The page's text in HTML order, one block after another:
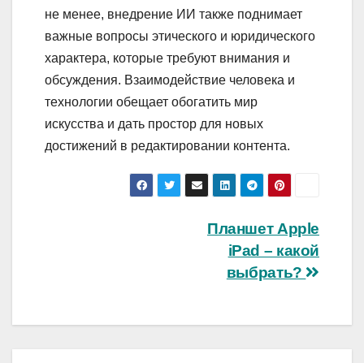
не менее, внедрение ИИ также поднимает
важные вопросы этического и юридического
характера, которые требуют внимания и
обсуждения. Взаимодействие человека и
технологии обещает обогатить мир
искусства и дать простор для новых
достижений в редактировании контента.
Планшет Apple
iPad – какой
выбрать?